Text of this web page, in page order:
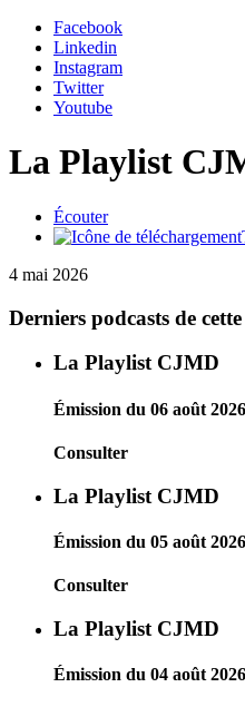
Facebook
Linkedin
Instagram
Twitter
Youtube
La Playlist
Écouter
4 mai 2026
Derniers podcasts de
La Playlist CJMD
Émission du 06 août 2026
Consulter
La Playlist CJMD
Émission du 05 août 2026
Consulter
La Playlist CJMD
Émission du 04 août 2026